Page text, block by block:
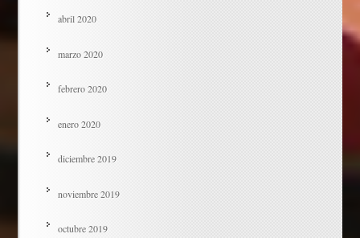
abril 2020
marzo 2020
febrero 2020
enero 2020
diciembre 2019
noviembre 2019
octubre 2019